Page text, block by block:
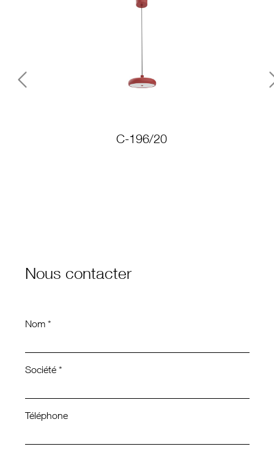
Previous
C-196/20
Nous contacter
Nom *
Société *
Téléphone